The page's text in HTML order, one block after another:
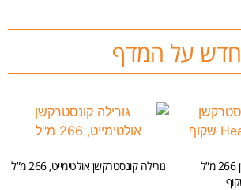
חדש על המדף
גורילה דבק קונסטרקשן 266 מ”ל
גורילה קונסטרקשן אולטימייט, 266 מ”ל